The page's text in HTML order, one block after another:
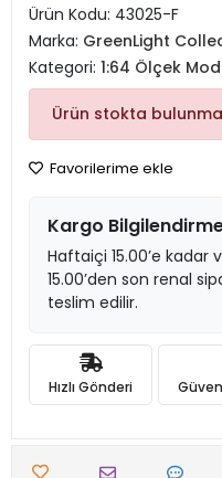
Ürün Kodu: 43025-F
Marka: GreenLight
Kategori: 1:64 Ölçek
Ürün stokta
Favorilerime ekle
Kargo
Haftaiçi 15.00’e kadar
15.00’den son renal
teslim edilir.
Hızlı Gönderi